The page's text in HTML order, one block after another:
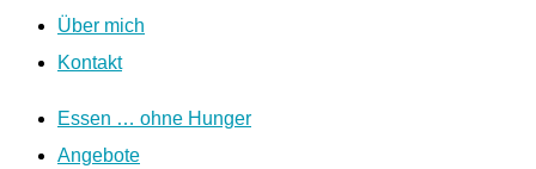
Über mich
Kontakt
Essen … ohne Hunger
Angebote